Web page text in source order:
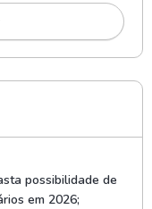
possibilidade de
em 2026;